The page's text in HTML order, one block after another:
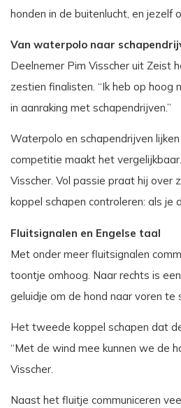
honden in de buitenlucht, en jezelf
Van waterpolo naar
Deelnemer Pim Visscher uit Zeist
zestien finalisten. “Ik heb op
in aanraking met schapendrijven.”
Waterpolo en schapendrijven
competitie maakt het
Visscher. Vol passie praat hij over
koppel schapen controleren: als je
Fluitsignalen en Engelse taal
Met onder meer fluitsignalen
toontje omhoog. Naar rechts is
geluidje om de hond naar voren te
Het tweede koppel schapen dat
“Met de wind mee kunnen we de
Visscher.
Naast het fluitje communiceren